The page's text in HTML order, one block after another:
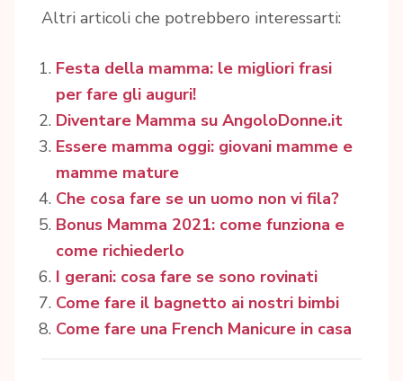
Altri articoli che potrebbero interessarti:
Festa della mamma: le migliori frasi
per fare gli auguri!
Diventare Mamma su AngoloDonne.it
Essere mamma oggi: giovani mamme e
mamme mature
Che cosa fare se un uomo non vi fila?
Bonus Mamma 2021: come funziona e
come richiederlo
I gerani: cosa fare se sono rovinati
Come fare il bagnetto ai nostri bimbi
Come fare una French Manicure in casa